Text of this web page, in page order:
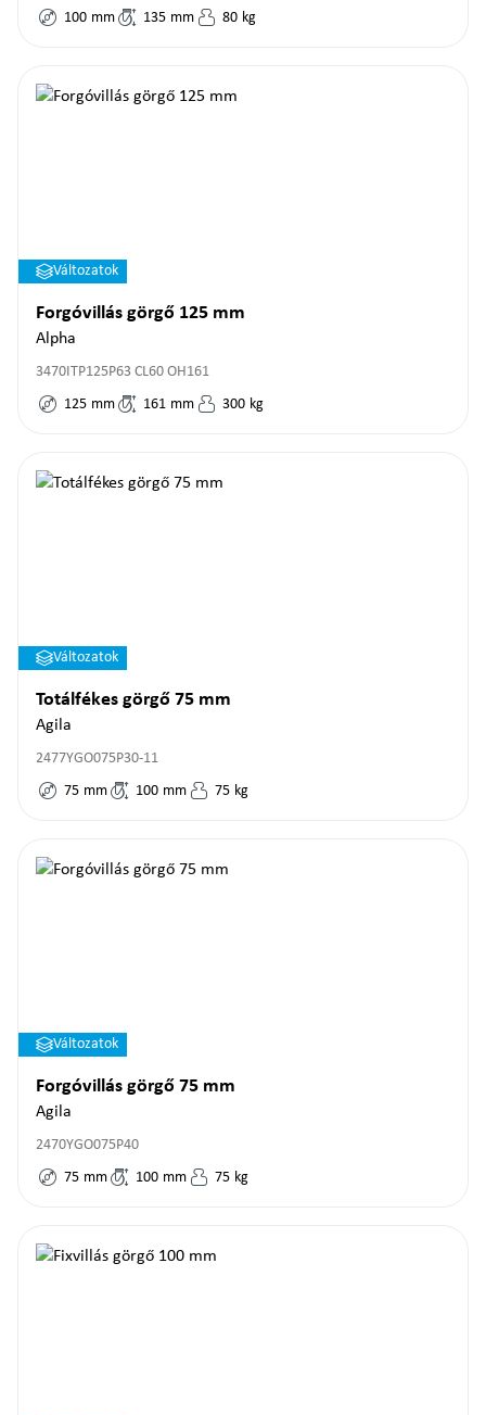
100 mm 135 mm 80 kg
Változatok
Forgóvillás görgő 125 mm
Alpha
3470ITP125P63 CL60 OH161
125 mm 161 mm 300 kg
Változatok
Totálfékes görgő 75 mm
Agila
2477YGO075P30-11
75 mm 100 mm 75 kg
Változatok
Forgóvillás görgő 75 mm
Agila
2470YGO075P40
75 mm 100 mm 75 kg